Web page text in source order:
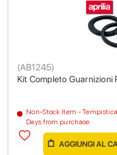
Kit Completo Guarnizioni
(AB1245)
Non-Stock Item -
Days from purchase
AGGIUNGI AL